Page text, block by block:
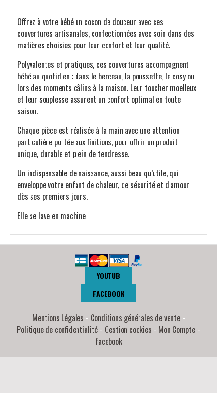
Offrez à votre bébé un cocon de douceur avec ces
couvertures artisanales, confectionnées avec soin dans des
matières choisies pour leur confort et leur qualité.
Polyvalentes et pratiques, ces couvertures accompagnent
bébé au quotidien : dans le berceau, la poussette, le cosy ou
lors des moments câlins à la maison. Leur toucher moelleux
et leur souplesse assurent un confort optimal en toute
saison.
Chaque pièce est réalisée à la main avec une attention
particulière portée aux finitions, pour offrir un produit
unique, durable et plein de tendresse.
Un indispensable de naissance, aussi beau qu’utile, qui
enveloppe votre enfant de chaleur, de sécurité et d’amour
dès ses premiers jours.
Elle se lave en machine
YOUTUB
FACEBOOK
Mentions Légales
Conditions générales de vente
Politique de confidentialité
Gestion cookies
Mon Compte
facebook